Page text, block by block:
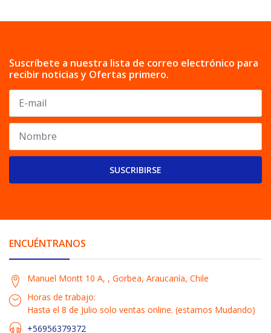
Suscríbete a nuestra lista de correo electrónico para
recibir noticias y Ofertas primero.
SUSCRIBIRSE
ENCUÉNTRANOS
Manuel Montt 10 A, , Gorbea, Araucanía, Chile
Horas de trabajo:
Hasta el 8 de Julio solo ventas online. (estamos Mudando)
+56956379372